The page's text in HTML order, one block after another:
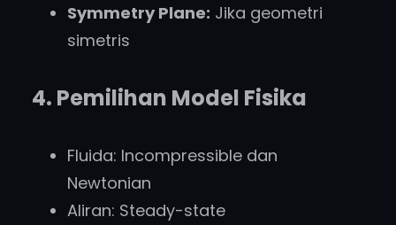
Symmetry Plane: Jika geometri
simetris
4. Pemilihan Model Fisika
Fluida: Incompressible dan
Newtonian
Aliran: Steady-state